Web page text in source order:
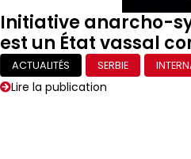
Initiative anarcho-
est un État vassal
ACTUALITÉS SERBIE
Lire la publication